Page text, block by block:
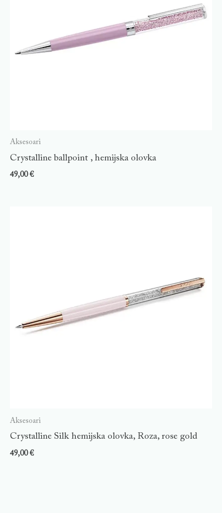
Aksesoari
Crystalline ballpoint , hemijska olovka
49,00€
Aksesoari
Crystalline Silk hemijska olovka, Roza, rose gold
49,00€